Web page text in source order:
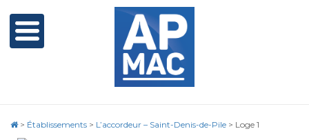
> Établissements > L’accordeur – Saint-Denis-de-Pile > Loge 1